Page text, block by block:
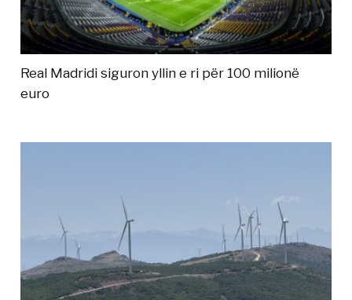
Real Madridi siguron yllin e ri për 100 milionë
euro